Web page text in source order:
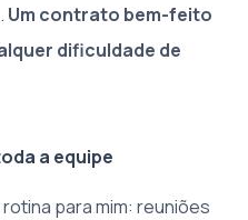
Um contrato bem-feito
dificuldade de
a equipe
para mim: reuniões